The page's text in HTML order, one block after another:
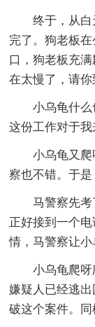
终于，从白
完了。狗老板
口，狗老板充
在太慢了，请
小乌龟什么
这份工作对于
小乌龟又爬
察也不错。于是
马警察先考
正好接到一个
情，马警察让小
小乌龟爬呀爬
嫌疑人已经逃
破这个案件。同